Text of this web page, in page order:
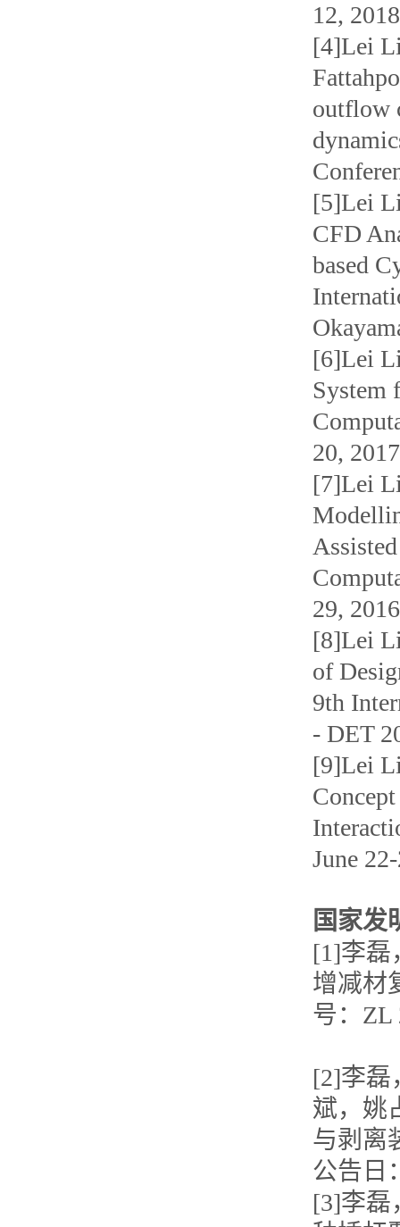
12,
[4]Lei
outflow
[5]Lei
CFD
based
[6]Lei
System
20,
[7]Lei
29,
[8]Lei
of
9th
- DET
[9]Lei
June
国家发
[1]李磊
增减材
号： ZL
[2]李磊
斌，姚
与剥离
公告日
[3]李磊